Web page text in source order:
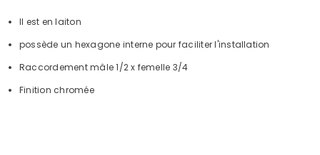
Il est en laiton
possède un hexagone interne pour faciliter l'installation
Raccordement mâle 1/2 x femelle 3/4
Finition chromée